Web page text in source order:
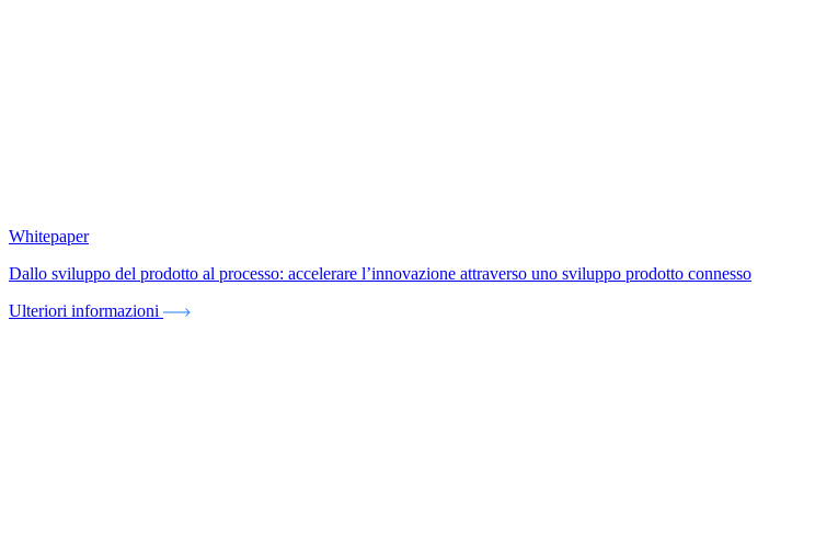
Whitepaper
Dallo sviluppo del prodotto al processo: accelerare l’innovazione attraverso uno sviluppo prodotto connesso
Ulteriori informazioni